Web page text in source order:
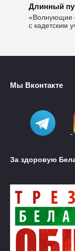
Длинный
«Волнующие
с кадетским
Мы Вконтакте
За здоровую